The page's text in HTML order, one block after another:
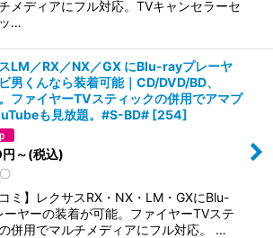
メディアにフル対応。TVキャンセラーセ
…
LM／RX／NX／GX にBlu-rayプレーヤ
男くんなら装着可能｜CD/DVD/BD、
ファイヤーTVスティックの併用でアマプ
も見放題。#S-BD# [254]
円 ～(税込)
コミ】レクサスRX・NX・LM・GXにBlu-
ーヤーの装着が可能。ファイヤーTVステ
併用でマルチメディアにフル対応。 …